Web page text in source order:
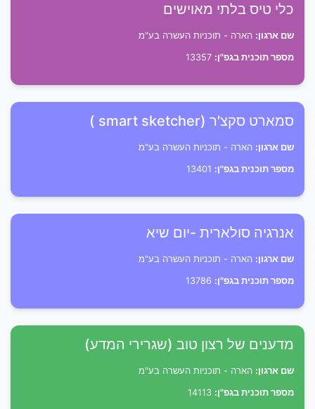
כלי טיס בלתי מאוישים
שם ארגון: הארה - תוכניות העשרה בע"מ
מספר תוכנית בגפ"ן:
סמארט סקצ'ר (smart sketcher )
שם ארגון: הארה - תוכניות העשרה בע"מ
מספר תוכנית בגפ"ן:
אנרגיה סולארית -יום שיא
שם ארגון: הארה - תוכניות העשרה בע"מ
מספר תוכנית בגפ"ן:
מדענים של רצון טוב (שגרירי המדע)
שם ארגון: הארה - תוכניות העשרה בע"מ
מספר תוכנית בגפ"ן: